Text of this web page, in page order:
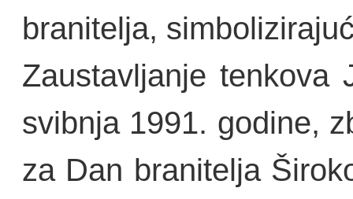
branitelja,
Zaustavljanje tenkova
svibnja 1991. godine,
za Dan branitelja